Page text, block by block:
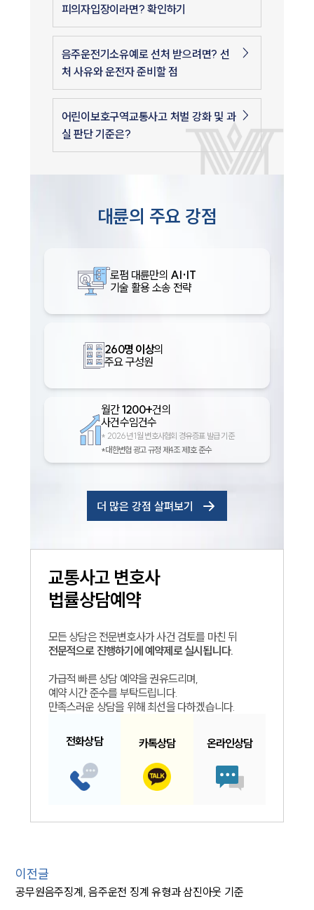
피의자입장이라면? 확인하기
음주운전기소유예로 선처 받으려면? 선
처 사유와 운전자 준비할 점
어린이보호구역교통사고 처벌 강화 및 과
실 판단 기준은?
대륜의 주요 강점
로펌 대륜만의 AI·IT
기술 활용 소송 전략
260명 이상의
주요 구성원
월간1200+건의
사건수임건수
* 2026년 1월 변호사협회 경유증표 발급 기준
*대한변협 광고 규정 제4조 제1호 준수
더 많은 강점 살펴보기
교통사고변호사
법률상담예약
모든 상담은 전문변호사가 사건 검토를 마친 뒤
전문적으로 진행하기에 예약제로 실시됩니다.
가급적 빠른 상담 예약을 권유드리며,
예약 시간 준수를 부탁드립니다.
만족스러운 상담을 위해 최선을 다하겠습니다.
전화상담 카톡상담 온라인상담
이전글
공무원음주징계, 음주운전 징계 유형과 삼진아웃 기준